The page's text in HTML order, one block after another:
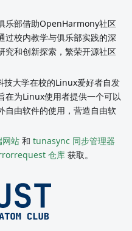
乐部借助OpenHarmony社区
过校内教学与俱乐部实践的深
究和创新探索，繁荣开源社区
技大学在校的Linux爱好者自发
在为Linux使用者提供一个可以
自由软件的使用，营造自由软
站 和 tunasync 同步管理器
仓库 获取。